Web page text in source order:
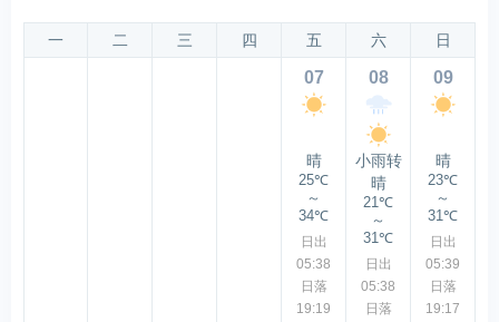
一 二 三 四 五 六 日
07
晴
25℃
～
34℃
日出
05:38
日落
19:19
08
小雨转
晴
21℃
～
31℃
日出
05:38
日落
09
晴
23℃
～
31℃
日出
05:39
日落
19:17